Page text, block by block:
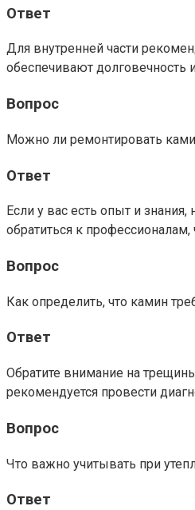
Ответ
Для внутренней части
обеспечивают долговечность
Вопрос
Можно ли ремонтировать
Ответ
Если у вас есть опыт и
обратиться к
Вопрос
Как определить, что камин
Ответ
Обратите внимание на
рекомендуется провести
Вопрос
Что важно учитывать при
Ответ